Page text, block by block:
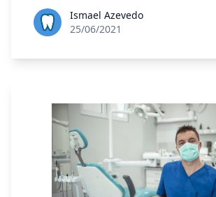
Ismael Azevedo
25/06/2021